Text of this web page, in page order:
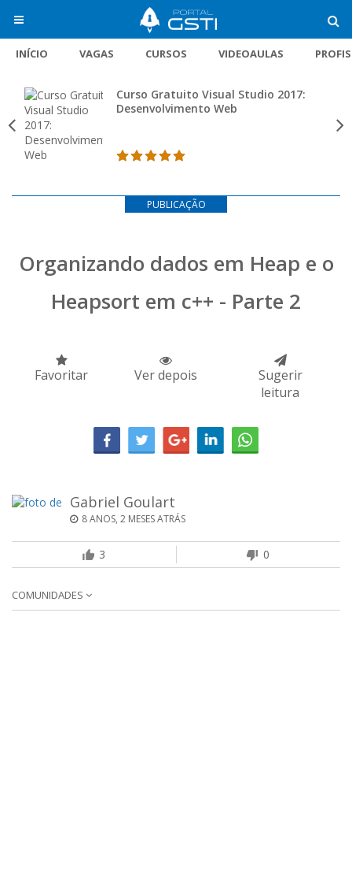
INÍCIO VAGAS CURSOS VIDEOAULAS
Curso Gratuito Visual Studio 2017:
Desenvolvimento Web
PUBLICAÇÃO
Organizando dados em Heap e o
Heapsort em c++ - Parte 2
Favoritar Ver depois
Sugerir
leitura
Gabriel Goulart
8 ANOS, 2 MESES ATRÁS
3 0
COMUNIDADES